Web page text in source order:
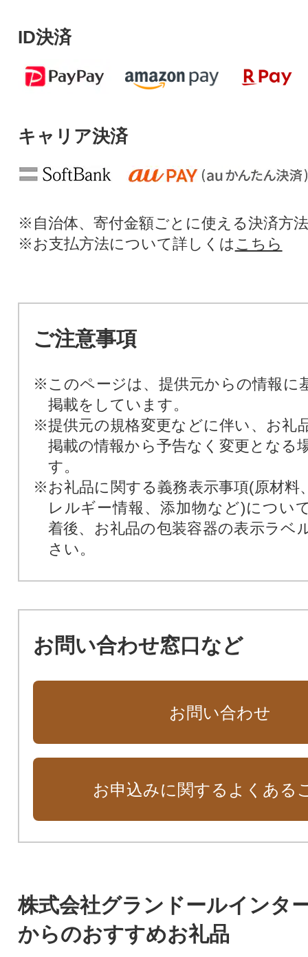
ID決済
キャリア決済
※自治体、寄付金額ごとに使える決済方
※お支払方法について詳しくは こちら
ご注意事項
※このページは、提供元からの情報に
掲載をしています。
※提供元の規格変更などに伴い、お礼
掲載の情報から予告なく変更となる
す。
※お礼品に関する義務表示事項(原材料
レルギー情報、添加物など)につい
着後、お礼品の包装容器の表示ラベ
さい。
お問い合わせ窓口など
お問い合わせ
お申込みに関するよくある
株式会社グランドールインタ
からのおすすめお礼品